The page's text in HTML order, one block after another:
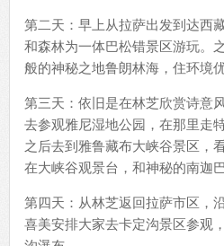
第二天：早上从拉萨出发到达西
和森林为一体巴松错景区游玩。
般的神秘之地鲁朗林海，住环境
第三天：依旧是在林芝欣赏诗意
去参观雅尼湿地公园，在那里走
之后去到雅鲁藏布大峡谷景区，
在大峡谷观景台，和神秘的南迦
第四天：从林芝返回拉萨市区，
喜美安排大家去卡定沟景区参观